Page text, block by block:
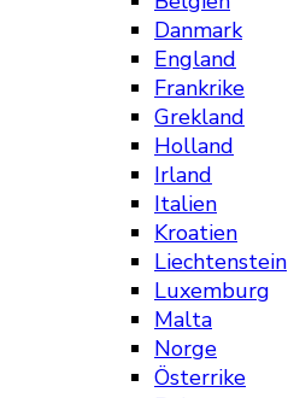
Danmark
England
Frankrike
Grekland
Holland
Irland
Italien
Kroatien
Liechtenstein
Luxemburg
Malta
Norge
Österrike